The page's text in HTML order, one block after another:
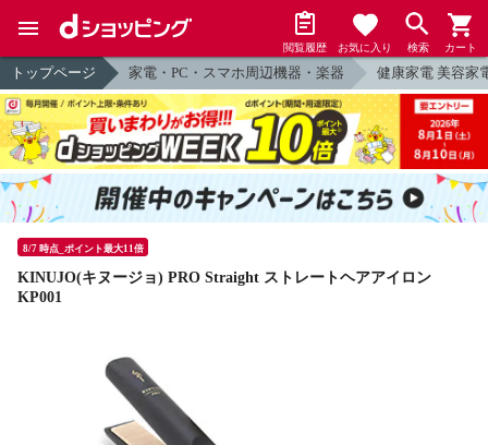
閲覧履歴 お気に入り 検索 カート
トップページ 家電・PC・スマホ周辺機器・楽器 健康家電 美容家
8/7 時点_ポイント最大11倍
KINUJO(キヌージョ) PRO Straight ストレートヘアアイロン
KP001